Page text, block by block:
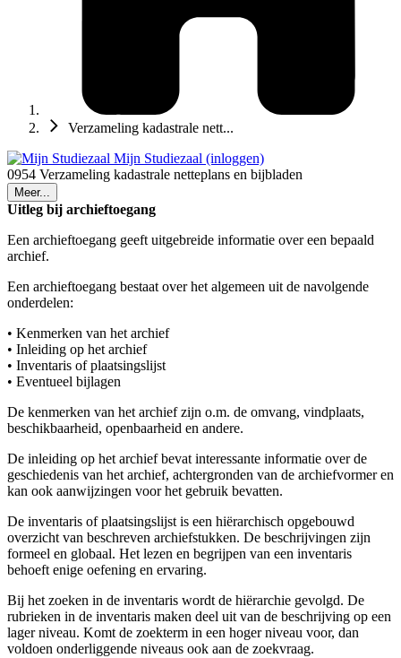
Verzameling kadastrale nett...
Mijn Studiezaal (inloggen)
0954 Verzameling kadastrale netteplans en bijbladen
Meer...
Uitleg bij archieftoegang
Een archieftoegang geeft uitgebreide informatie over een bepaald
archief.
Een archieftoegang bestaat over het algemeen uit de navolgende
onderdelen:
• Kenmerken van het archief
• Inleiding op het archief
• Inventaris of plaatsingslijst
• Eventueel bijlagen
De kenmerken van het archief zijn o.m. de omvang, vindplaats,
beschikbaarheid, openbaarheid en andere.
De inleiding op het archief bevat interessante informatie over de
geschiedenis van het archief, achtergronden van de archiefvormer en
kan ook aanwijzingen voor het gebruik bevatten.
De inventaris of plaatsingslijst is een hiërarchisch opgebouwd
overzicht van beschreven archiefstukken. De beschrijvingen zijn
formeel en globaal. Het lezen en begrijpen van een inventaris
behoeft enige oefening en ervaring.
Bij het zoeken in de inventaris wordt de hiërarchie gevolgd. De
rubrieken in de inventaris maken deel uit van de beschrijving op een
lager niveau. Komt de zoekterm in een hoger niveau voor, dan
voldoen onderliggende niveaus ook aan de zoekvraag.